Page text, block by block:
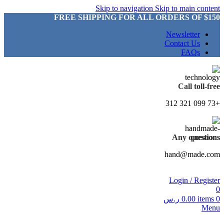
Skip to navigation Skip to main content
FREE SHIPPING FOR ALL ORDERS OF $150
Newsletter
Contact Us
FAQs
Call toll-free
+73 099 321 312
Any questions
hand@made.com
Login / Register
0
0
items
0.00 ر.س
Menu